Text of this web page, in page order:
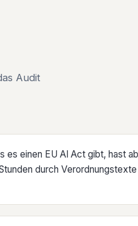
Audit
es einen EU AI Act gibt, hast
durch Verordnungstexte